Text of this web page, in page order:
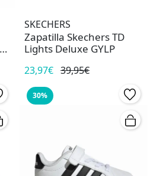
SKECHERS
Zapatilla Skechers TD
Lights Deluxe GYLP
23,97€ 39,95€
30%